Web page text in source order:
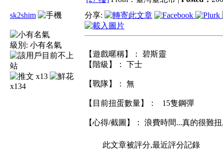
sk2shim
級別: 小有名氣
x13
x134
分享:
【遊戲暱稱】： 碧斯靈
【階級】： 下士
【戰隊】： 無
【目前扭蛋數量】： 15隻鋼彈
【心得/截圖】： 浪費時間...真的很難
此文章被評分,最近評分記錄